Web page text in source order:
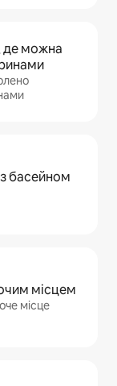
де можна
басейном
місцем
місце